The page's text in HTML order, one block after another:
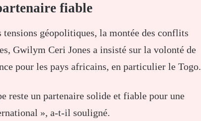
fiable
géopolitiques, la montée des conflits
Gwilym Ceri Jones a insisté sur la volonté de
pour les pays africains, en particulier le Togo.
reste un partenaire solide et fiable pour une
», a-t-il souligné.